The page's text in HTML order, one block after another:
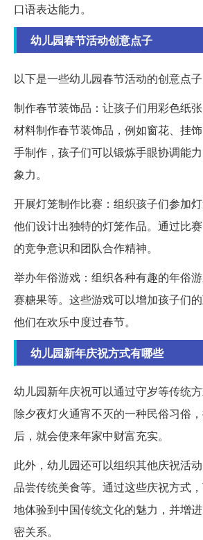
口语表达能力。
幼儿园春节活动创意点子
以下是一些幼儿园春节活动的创意点子
制作春节装饰品：让孩子们用彩色纸
材料制作春节装饰品，例如窗花、挂
手制作，孩子们可以锻炼手眼协调能
象力。
开展灯笼制作比赛：组织孩子们参加
他们设计出独特的灯笼作品。通过比
的竞争意识和团队合作精神。
举办年俗游戏：组织各种有趣的年俗游
赛糖果等。这些游戏可以增加孩子们
他们在欢乐中度过春节。
幼儿园新年庆祝方式有哪些
幼儿园新年庆祝可以通过守岁等传统
除夕夜灯火通宵不灭的一种民俗习俗
后，就会使来年家中财富充实。
此外，幼儿园还可以组织其他庆祝活动
品尝传统美食等。通过这些庆祝方式
地体验到中国传统文化的魅力，并增
密关系。